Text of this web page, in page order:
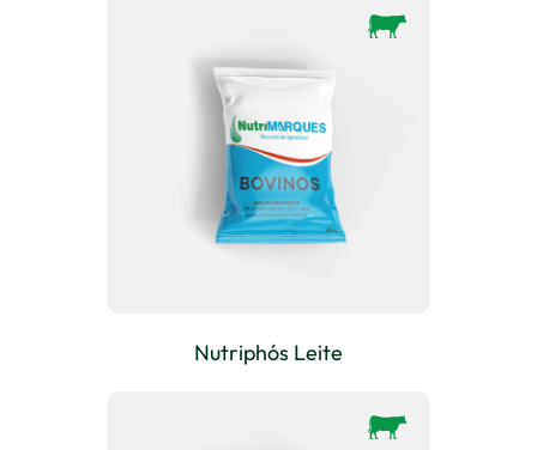
Nutriphós Leite